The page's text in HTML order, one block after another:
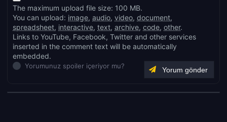
The maximum upload file size: 100 MB.
You can upload: image, audio, video, document,
spreadsheet, interactive, text, archive, code, other.
Links to YouTube, Facebook, Twitter and other services
inserted in the comment text will be automatically
embedded.
Yorumunuz spoiler içeriyor mu?